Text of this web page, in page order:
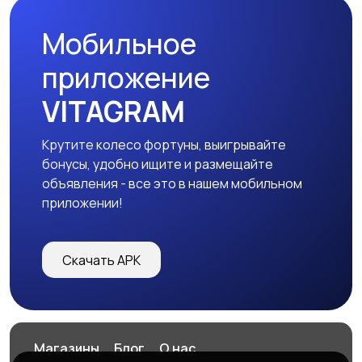
Мобильное
приложение
VITAGRAM
Крутите колесо фортуны, выигрывайте
бонусы, удобно ищите и размещайте
объявления - все это в нашем мобильном
приложении!
Скачать APK
Магазины Блог
О нас